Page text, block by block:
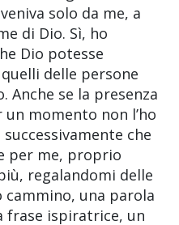
solo da me, a
di Dio. Sì, ho
Dio potesse
delle persone
Anche se la presenza
momento non l’ho
che
per me, proprio
regalandomi delle
cammino, una parola
frase ispiratrice, un